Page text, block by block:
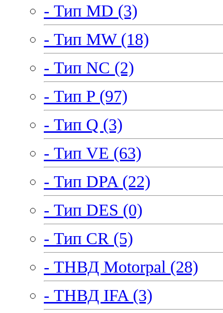
- Тип MD (3)
- Тип MW (18)
- Тип NC (2)
- Тип P (97)
- Тип Q (3)
- Тип VE (63)
- Тип DPA (22)
- Тип DES (0)
- Тип CR (5)
- ТНВД Motorpal (28)
- ТНВД IFA (3)